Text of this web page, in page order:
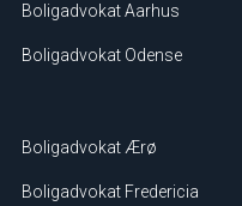
Boligadvokat Aarhus
Boligadvokat Odense
Boligadvokat Ærø
Boligadvokat Fredericia